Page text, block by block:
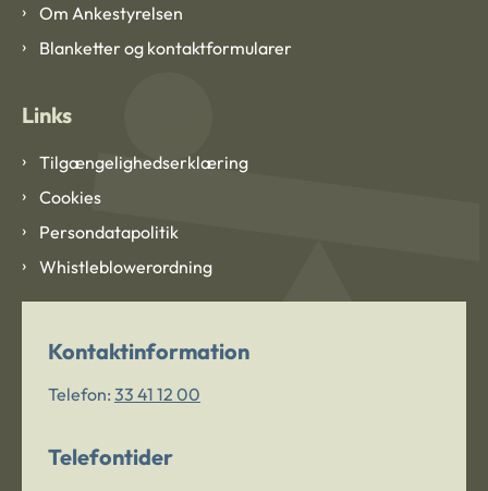
Om Ankestyrelsen
Blanketter og kontaktformularer
Links
Tilgængelighedserklæring
Cookies
Persondatapolitik
Whistleblowerordning
Kontaktinformation
Telefon: 33 41 12 00
Telefontider